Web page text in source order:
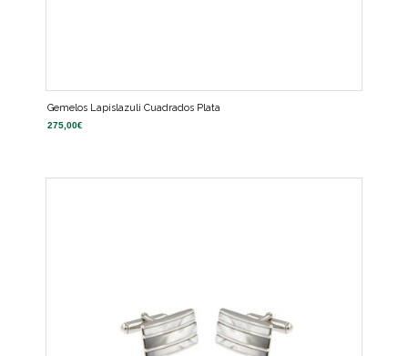
Gemelos Lapislazuli Cuadrados Plata
275,00€